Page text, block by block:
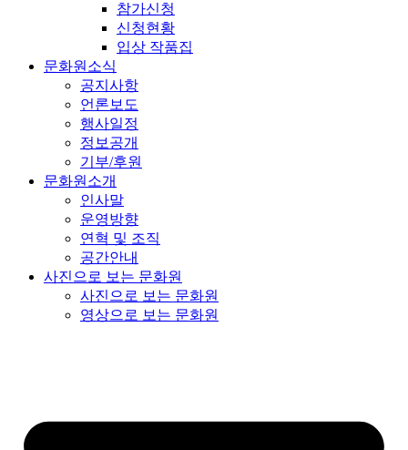
참가신청
신청현황
입상 작품집
문화원소식
공지사항
언론보도
행사일정
정보공개
기부/후원
문화원소개
인사말
운영방향
연혁 및 조직
공간안내
사진으로 보는 문화원
사진으로 보는 문화원
영상으로 보는 문화원